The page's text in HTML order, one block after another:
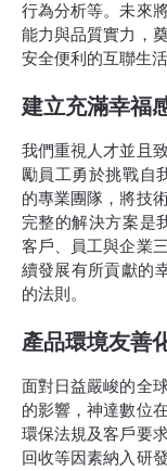
行為分析等。未來
能力與品質實力，
安全便利的互聯生活
建立充滿幸福
我們重視人才並且
勵員工勇於挑戰自
的專業團隊，將技
完整的解決方案是
客戶、員工與企業
續發展有所貢獻的
的法則。
產品環境友善
面對日益嚴峻的全
的影響，神達數位
環保法規及客戶要
回收等因素納入研